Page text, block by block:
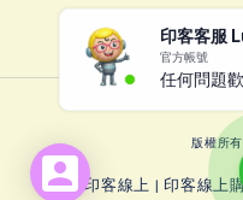
account_box
印客客服
官方帳號
任何問題
版權所
關於印客線上 |印客線上